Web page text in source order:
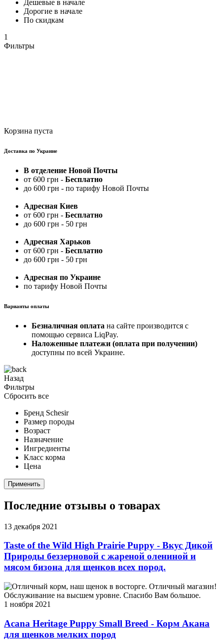
Дешевые в начале
Дорогие в начале
По скидкам
1
Фильтры
Корзина пуста
Доставка по Украине
В отделение Новой Почты
от 600 грн - Бесплатно
до 600 грн - по тарифу Новой Почты
Адресная Киев
от 600 грн - Бесплатно
до 600 грн - 50 грн
Адресная Харьков
от 600 грн - Бесплатно
до 600 грн - 50 грн
Адресная по Украине
по тарифу Новой Почты
Варианты оплаты
Безналичная оплата на сайте производится с
помощью сервиса LiqPay.
Наложенные платежи (оплата при получении)
доступны по всей Украине.
Назад
Фильтры
Сбросить все
Бренд Schesir
Размер породы
Возраст
Назначение
Ингредиенты
Класс корма
Цена
Применить
Последние отзывы о товарах
13 декабря 2021
Taste of the Wild High Prairie Puppy - Вкус Дикой
Природы беззерновой с жареной олениной и
мясом бизона для щенков всех пород.
Отличный корм, наш щенок в восторге. Отличный магазин!
Обслуживание на высшем уровне. Спасибо Вам большое.
1 ноября 2021
Acana Heritage Puppy Small Breed - Корм Акана
для щенков мелких пород